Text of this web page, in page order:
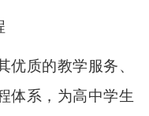
优质的教学服务、
体系，为高中学生